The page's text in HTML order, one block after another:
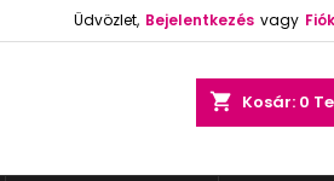
Üdvözlet, Bejelentkezés vagy
shopping_cart Kosár: 0